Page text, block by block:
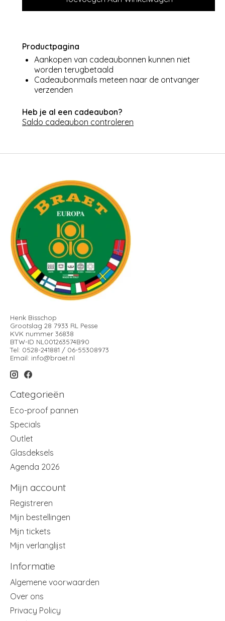
Productpagina
Aankopen van cadeaubonnen kunnen niet
worden terugbetaald
Cadeaubonmails meteen naar de ontvanger
verzenden
Heb je al een cadeaubon?
Saldo cadeaubon controleren
Henk Bisschop
Grootslag 28 7933 RL Pesse
KVK nummer 36838
BTW-ID NL001263574B90
Tel: 0528-241881 / 06-55308973
Email: info@braet.nl
Categorieën
Eco-proof pannen
Specials
Outlet
Glasdeksels
Agenda 2026
Mijn account
Registreren
Mijn bestellingen
Mijn tickets
Mijn verlanglijst
Informatie
Algemene voorwaarden
Over ons
Privacy Policy